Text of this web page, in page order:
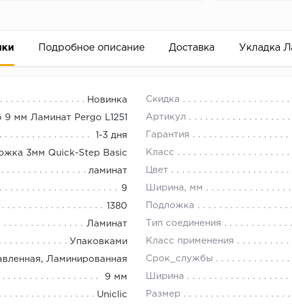
Подробное описание Доставка Укладка
Новинка Скидка
9 мм Ламинат Pergo L1251 Артикул
1-3 дня Гарантия
3мм Quick-Step Basic Класс
ламинат Цвет
9 Ширина, мм
1380 Подложка
Ламинат Тип соединения
Упаковками Класс применения
Ламинированная Срок_службы
9 мм Ширина
Uniclic Размер